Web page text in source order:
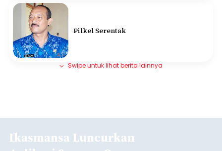
Pilkel Serentak
Swipe untuk lihat berita lainnya
Ikasmansa Luncurkan